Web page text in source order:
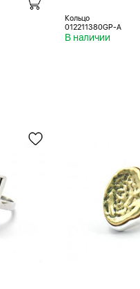
Кольцо
012211380GP-A
В наличии